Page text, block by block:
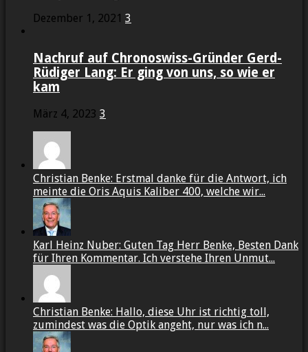
Dezember 1, 2021 3
Nachruf auf Chronoswiss-Gründer Gerd-
Rüdiger Lang: Er ging von uns, so wie er
kam
März 4, 2023 3
Christian Benke: Erstmal danke für die Antwort, ich
meinte die Oris Aquis Kaliber 400, welche wir...
Karl Heinz Nuber: Guten Tag Herr Benke, Besten Dank
für Ihren Kommentar. Ich verstehe Ihren Unmut...
Christian Benke: Hallo, diese Uhr ist richtig toll,
zumindest was die Optik angeht, nur was ich n...